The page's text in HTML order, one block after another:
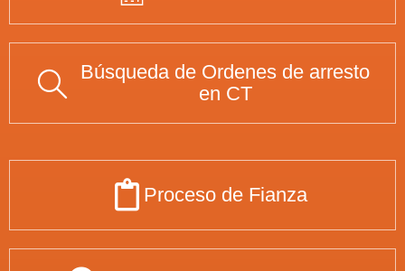
Búsqueda de Ordenes de arresto
en CT
Proceso de Fianza